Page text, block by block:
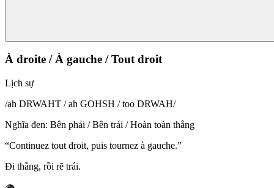
À droite / À gauche / Tout droit
Lịch sự
/ah DRWAHT / ah GOHSH / too DRWAH/
Nghĩa đen: Bên phải / Bên trái / Hoàn toàn thẳng
“Continuez tout droit, puis tournez à gauche.”
Đi thẳng, rồi rẽ trái.